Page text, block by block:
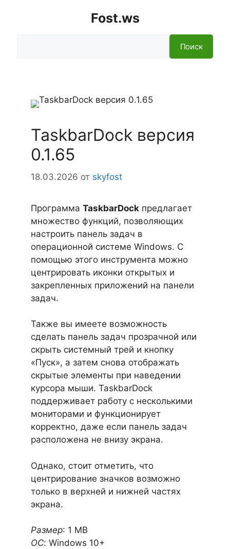
Fost.ws
Поиск
TaskbarDock версия
0.1.65
18.03.2026 от skyfost
Программа TaskbarDock предлагает
множество функций, позволяющих
настроить панель задач в
операционной системе Windows. С
помощью этого инструмента можно
центрировать иконки открытых и
закрепленных приложений на панели
задач.
Также вы имеете возможность
сделать панель задач прозрачной или
скрыть системный трей и кнопку
«Пуск», а затем снова отображать
скрытые элементы при наведении
курсора мыши. TaskbarDock
поддерживает работу с несколькими
мониторами и функционирует
корректно, даже если панель задач
расположена не внизу экрана.
Однако, стоит отметить, что
центрирование значков возможно
только в верхней и нижней частях
экрана.
Размер: 1 MB
ОС: Windows 10+